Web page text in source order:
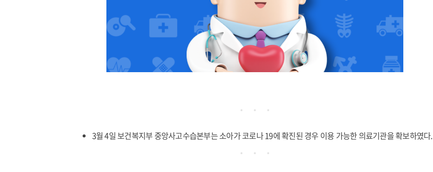
3월 4일 보건복지부 중앙사고수습본부는 소아가 코로나 19에 확진된 경우 이용 가능한 의료기관을 확보하였다.